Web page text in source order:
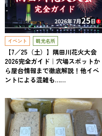
イベント 観光名所
【7／25（土）】隅田川花火大会
2026完全ガイド｜穴場スポットか
ら屋台情報まで徹底解説！他イベ
ントによる混雑も……